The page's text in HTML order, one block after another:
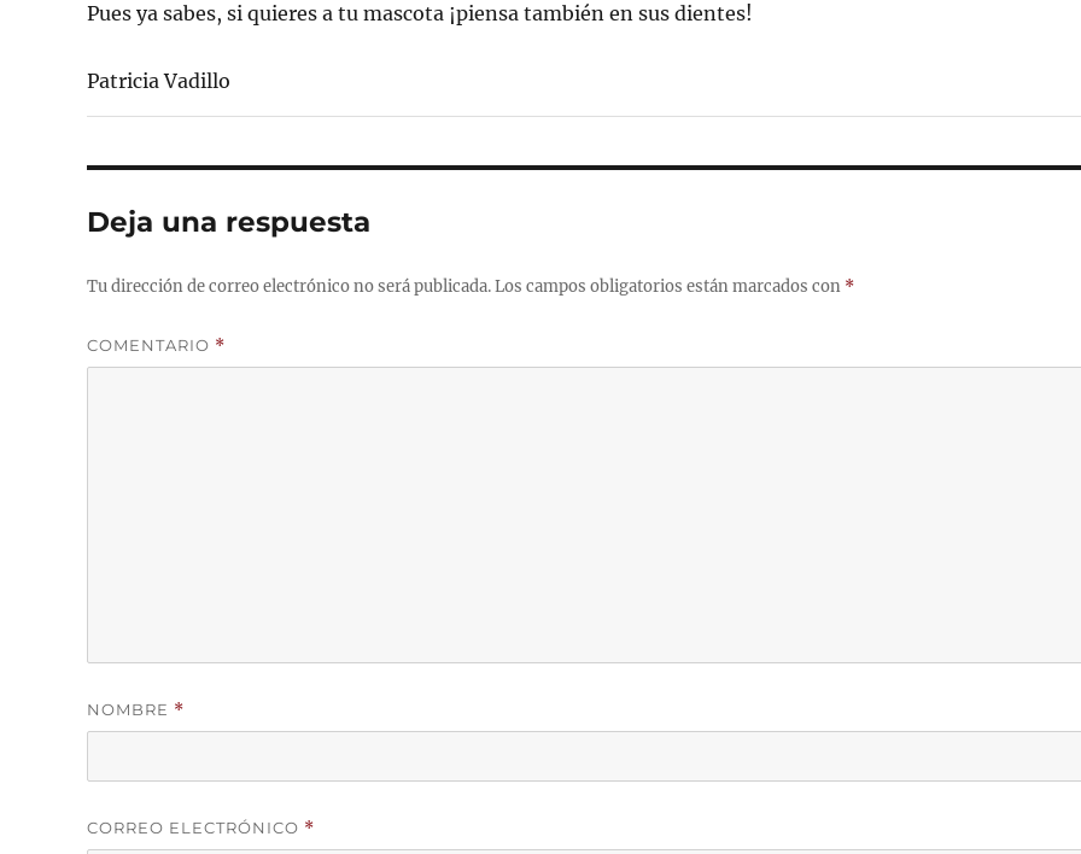
Pues ya sabes, si quieres a tu mascota ¡piensa también en sus dientes!
Patricia Vadillo
Deja una respuesta
Tu dirección de correo electrónico no será publicada.Los campos obligatorios están marcados con *
COMENTARIO *
NOMBRE *
CORREO ELECTRÓNICO *